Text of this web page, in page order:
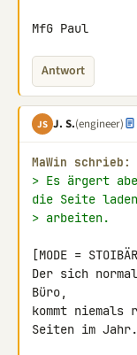
MfG Paul
Antwort
JS J. S.(engineer)
MaWin schrieb:
> Es ärgert
die Seite
> arbeiten.
[MODE =
Der sich
Büro,
kommt
Seiten im Jahr.